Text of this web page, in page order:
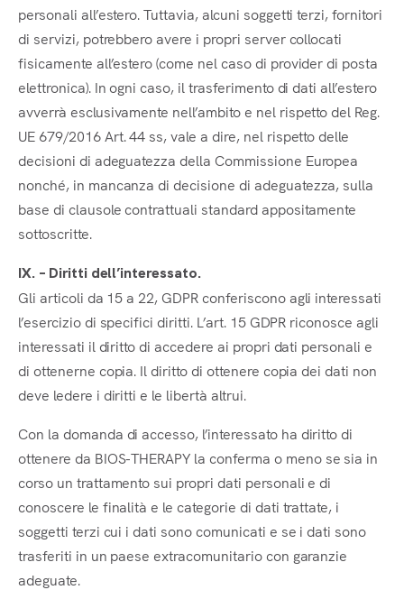
personali all’estero. Tuttavia, alcuni soggetti terzi, fornitori
di servizi, potrebbero avere i propri server collocati
fisicamente all’estero (come nel caso di provider di posta
elettronica). In ogni caso, il trasferimento di dati all’estero
avverrà esclusivamente nell’ambito e nel rispetto del Reg.
UE 679/2016 Art. 44 ss, vale a dire, nel rispetto delle
decisioni di adeguatezza della Commissione Europea
nonché, in mancanza di decisione di adeguatezza, sulla
base di clausole contrattuali standard appositamente
sottoscritte.
IX. – Diritti dell’interessato.
Gli articoli da 15 a 22, GDPR conferiscono agli interessati
l’esercizio di specifici diritti. L’art. 15 GDPR riconosce agli
interessati il diritto di accedere ai propri dati personali e
di ottenerne copia. Il diritto di ottenere copia dei dati non
deve ledere i diritti e le libertà altrui.
Con la domanda di accesso, l’interessato ha diritto di
ottenere da BIOS-THERAPY la conferma o meno se sia in
corso un trattamento sui propri dati personali e di
conoscere le finalità e le categorie di dati trattate, i
soggetti terzi cui i dati sono comunicati e se i dati sono
trasferiti in un paese extracomunitario con garanzie
adeguate.